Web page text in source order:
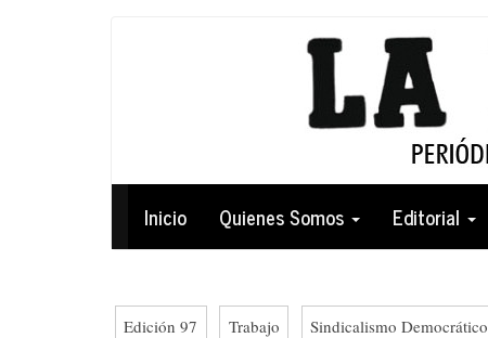
Navegación
principal
Inicio Quienes Somos Editorial
Edición 97 Trabajo Sindicalismo Democrático